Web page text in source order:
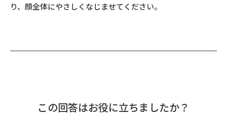
り、顔全体にやさしくなじませてください。
この回答はお役に立ちましたか？